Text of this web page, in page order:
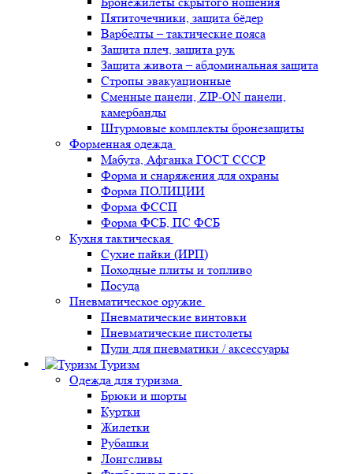
Пятиточечники, защита бёдер
Варбелты – тактические пояса
Защита плеч, защита рук
Защита живота – абдоминальная защита
Стропы эвакуационные
Сменные панели, ZIP-ON панели,
камербанды
Штурмовые комплекты бронезащиты
Форменная одежда
Мабута, Афганка ГОСТ СССР
Форма и снаряжения для охраны
Форма ПОЛИЦИИ
Форма ФССП
Форма ФСБ, ПС ФСБ
Кухня тактическая
Сухие пайки (ИРП)
Походные плиты и топливо
Посуда
Пневматическое оружие
Пневматические винтовки
Пневматические пистолеты
Пули для пневматики / аксессуары
Туризм
Одежда для туризма
Брюки и шорты
Куртки
Жилетки
Рубашки
Лонгсливы